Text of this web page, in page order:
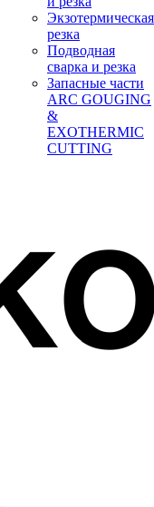
Экзотермическая
резка
Подводная
сварка и резка
Запасные части
ARC GOUGING
&
EXOTHERMIC
CUTTING